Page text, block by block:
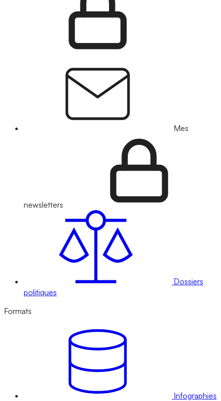
Mes
newsletters
Dossiers
politiques
Formats
Infographies